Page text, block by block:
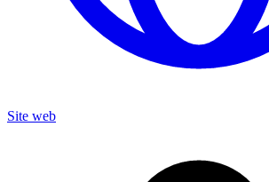
Site web